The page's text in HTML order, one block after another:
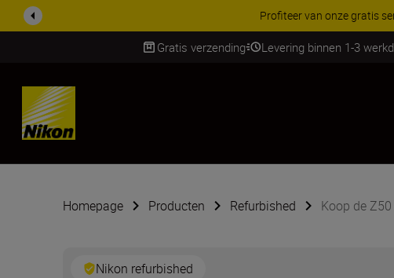
Profiteer van onze gratis
Gratis verzending Levering binnen 1-3
Skip
Homepage Producten Refurbished Koop de
Nikon refurbished